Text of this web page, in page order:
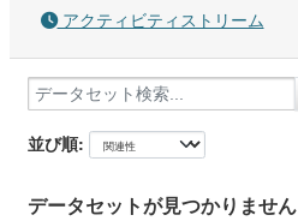
アクティビティストリーム
並び順
データセットが見つかりません